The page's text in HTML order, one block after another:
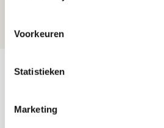
Voorkeuren
Statistieken
Marketing
NIEUWS
Míchel geeft blessure-
aanwinsten